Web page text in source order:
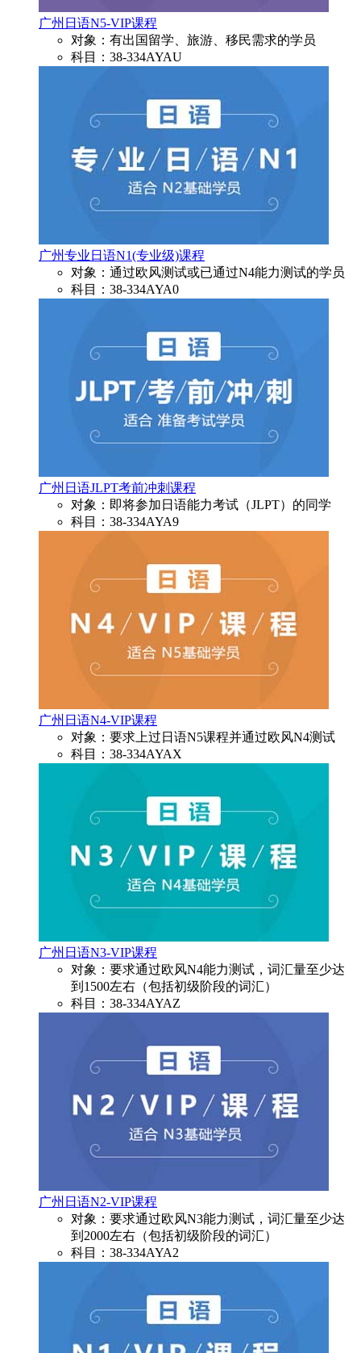
广州日语N5-VIP课程
对象：有出国留学、旅游、移民需求的学员
科目：38-334AYAU
广州专业日语N1(专业级)课程
对象：通过欧风测试或已通过N4能力测试的学员
科目：38-334AYA0
广州日语JLPT考前冲刺课程
对象：即将参加日语能力考试（JLPT）的同学
科目：38-334AYA9
广州日语N4-VIP课程
对象：要求上过日语N5课程并通过欧风N4测试
科目：38-334AYAX
广州日语N3-VIP课程
对象：要求通过欧风N4能力测试，词汇量至少达
到1500左右（包括初级阶段的词汇）
科目：38-334AYAZ
广州日语N2-VIP课程
对象：要求通过欧风N3能力测试，词汇量至少达
到2000左右（包括初级阶段的词汇）
科目：38-334AYA2